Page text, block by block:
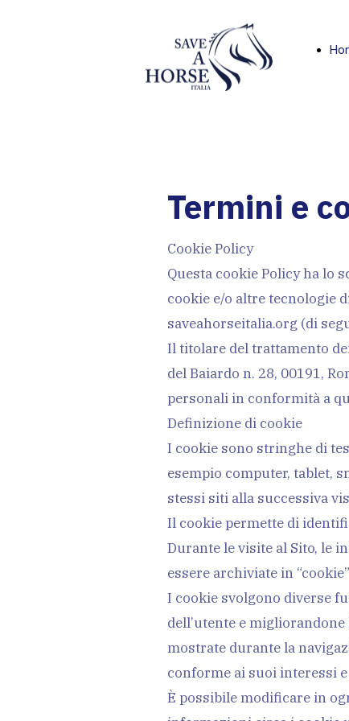
Termini e
Cookie Policy
Questa cookie Policy ha lo
cookie e/o altre tecnologie
saveahorseitalia.org (di
Il titolare del trattamento
del Baiardo n. 28, 00191,
personali in conformità a
Definizione di cookie
I cookie sono stringhe di
esempio computer, tablet,
stessi siti alla successiva
Il cookie permette di
Durante le visite al Sito, le
essere archiviate in
I cookie svolgono diverse
dell’utente e
mostrate durante la
conforme ai suoi interessi
È possibile modificare in